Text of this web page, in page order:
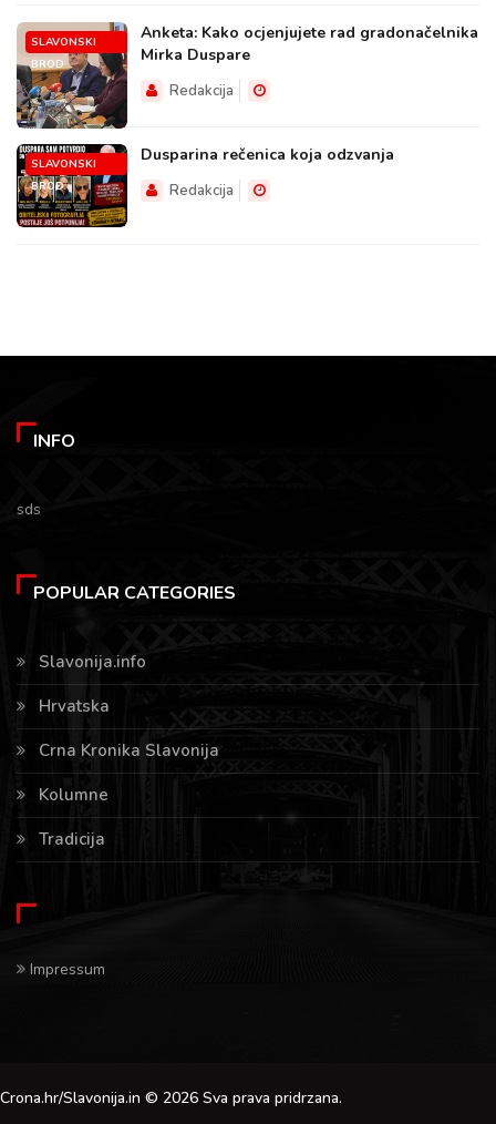
SLAVONSKI
BROD
Anketa: Kako ocjenjujete rad gradonačelnika
Mirka Duspare
Redakcija
SLAVONSKI
BROD
Dusparina rečenica koja odzvanja
Redakcija
INFO
sds
POPULAR CATEGORIES
Slavonija.info
Hrvatska
Crna Kronika Slavonija
Kolumne
Tradicija
Impressum
Crona.hr/Slavonija.in © 2026 Sva prava pridrzana.